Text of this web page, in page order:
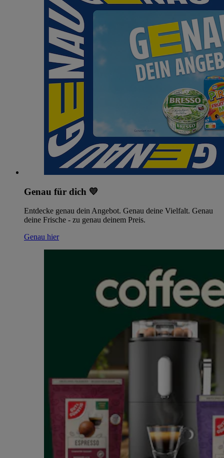
Genau für dich 💛
Entdecke genau dein Angebot. Genau deine Vielfalt. Genau
deine Frische - zu genau deinem Preis.
Genau hier